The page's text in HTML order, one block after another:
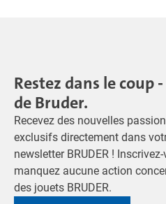
Restez dans le coup
de Bruder.
Recevez des nouvelles
exclusifs directement dans
newsletter BRUDER !
manquez aucune action
des jouets BRUDER.